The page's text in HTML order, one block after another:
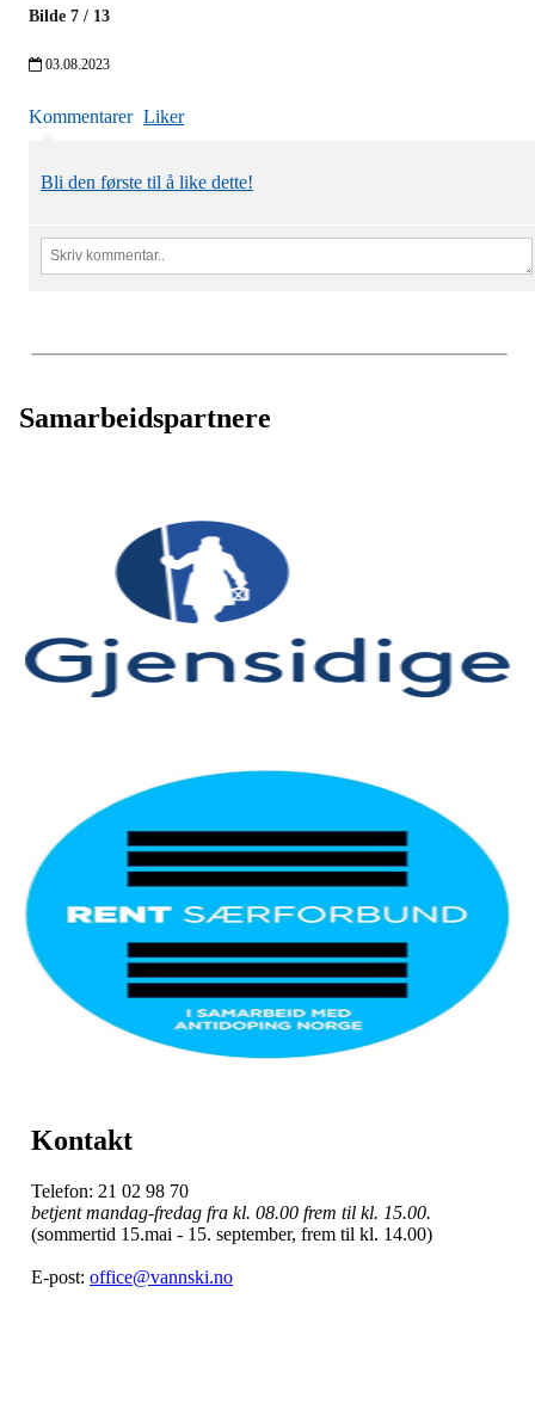
Bilde 7 / 13
03.08.2023
Kommentarer Liker
Bli den første til å like dette!
Samarbeidspartnere
Kontakt
Telefon: 21 02 98 70
betjent mandag-fredag fra kl. 08.00 frem til kl. 15.00.
(sommertid 15.mai - 15. september, frem til kl. 14.00)
E-post: office@vannski.no